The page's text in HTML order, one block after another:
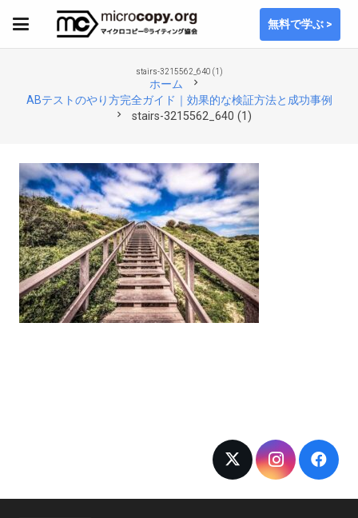
無料で学ぶ >
stairs-3215562_640 (1)
ホーム chevron_right
ABテストのやり方完全ガイド｜効果的な検証方法と成功事例
chevron_right stairs-3215562_640 (1)